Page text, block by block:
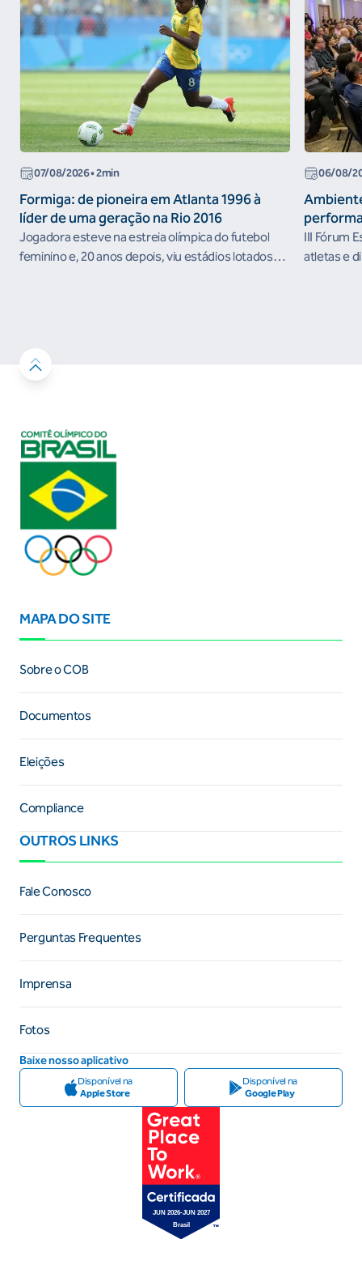
07/08/2026• 2min
Formiga: de pioneira em Atlanta 1996 à
líder de uma geração na Rio 2016
Jogadora esteve na estreia olímpica do futebol
feminino e, 20 anos depois, viu estádios lotados
06/08/
III Fórum
atletas e
MAPA DO SITE
Sobre o COB
Documentos
Eleições
Compliance
OUTROS LINKS
Fale Conosco
Perguntas Frequentes
Imprensa
Fotos
Baixe nosso aplicativo
Disponível na
Apple Store
Disponível na
Google Play